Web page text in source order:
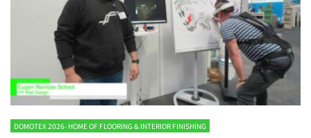
DOMOTEX 2026- HOME OF FLOORING & INTERIOR FINISHING